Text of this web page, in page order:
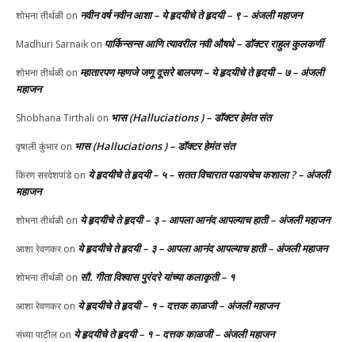
शोभना तीर्थळी on नवीन वर्ष नवीन आशा – ये हृदयीचे ते हृदयी – ९ – अंजली महाजन
Madhuri Sarnaik on पार्किन्सन्स आणि त्यावरील नवी औषधे – डॉक्टर राहुल कुलकर्णी
शोभना तीर्थळी on म्हातारपण म्हणजे जणू दूसरे बालपण – ये हृदयीचे ते हृदयी – ७ – अंजली
महाजन
Shobhana Tirthali on भास (Halluciations ) – डॉक्टर हेमंत संत
वृषाली कुंभारon भास (Halluciations ) – डॉक्टर हेमंत संत
किरण सरदेशपांडेon ये हृदयीचे ते हृदयी – ५ – सतत विचारात पडायचेच कशाला ? – अंजली
महाजन
शोभना तीर्थळी on ये हृदयीचे ते हृदयी – ३ – आपला आनंद आपल्याच हाती – अंजली महाजन
आशा रेवणकरon ये हृदयीचे ते हृदयी – ३ – आपला आनंद आपल्याच हाती – अंजली महाजन
शोभना तीर्थळी on सौ. गीता विश्वास पुरंदरे यांच्या कलाकृती – १
आशा रेवणकरon ये हृदयीचे ते हृदयी – १ – दत्तक काळजी – अंजली महाजन
संध्या पाटील on ये हृदयीचे ते हृदयी – १ – दत्तक काळजी – अंजली महाजन